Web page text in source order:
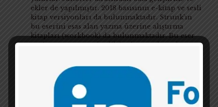
ekler de yapılmıştır. 2018 basısının e-kitap ve sesli
kitap versiyonları da bulunmaktadır. Strunk’ın
bu eserini esas alan yazma üzerine alıştırma
kitapları (workbook) da bulunmaktadır. Bu eser
ya da aynı amaca yönelik başka temel eserler,
Bu gibi kaynaklar, doğru kullanımları
öğrenildiğinde ve alışkanlık geliştirildiğinde,
yazar için her daim danışılacak bir kaynak eser
haline gelebilir, gelmelidir. Unutmayın, yanlış